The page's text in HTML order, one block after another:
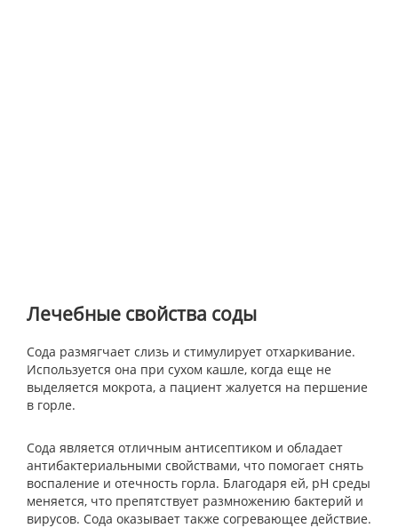
Лечебные свойства соды
Сода размягчает слизь и стимулирует отхаркивание.
Используется она при сухом кашле, когда еще не
выделяется мокрота, а пациент жалуется на першение
в горле.
Сода является отличным антисептиком и обладает
антибактериальными свойствами, что помогает снять
воспаление и отечность горла. Благодаря ей, рН среды
меняется, что препятствует размножению бактерий и
вирусов. Сода оказывает также согревающее действие.